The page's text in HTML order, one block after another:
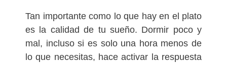
Tan importante como lo que hay en el plato
es la calidad de tu sueño. Dormir poco y
mal, incluso si es solo una hora menos de
lo que necesitas, hace activar la respuesta